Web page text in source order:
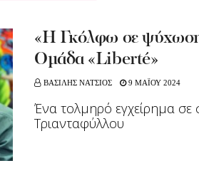
«Η Γκόλφω σε
Ομάδα «Liberté»
ΒΑΣΙΛΗΣ ΝΑΤΣΙΟΣ 9 ΜΑΪΟΥ 2024
Ένα τολμηρό εγχείρημα σε
Τριανταφύλλου